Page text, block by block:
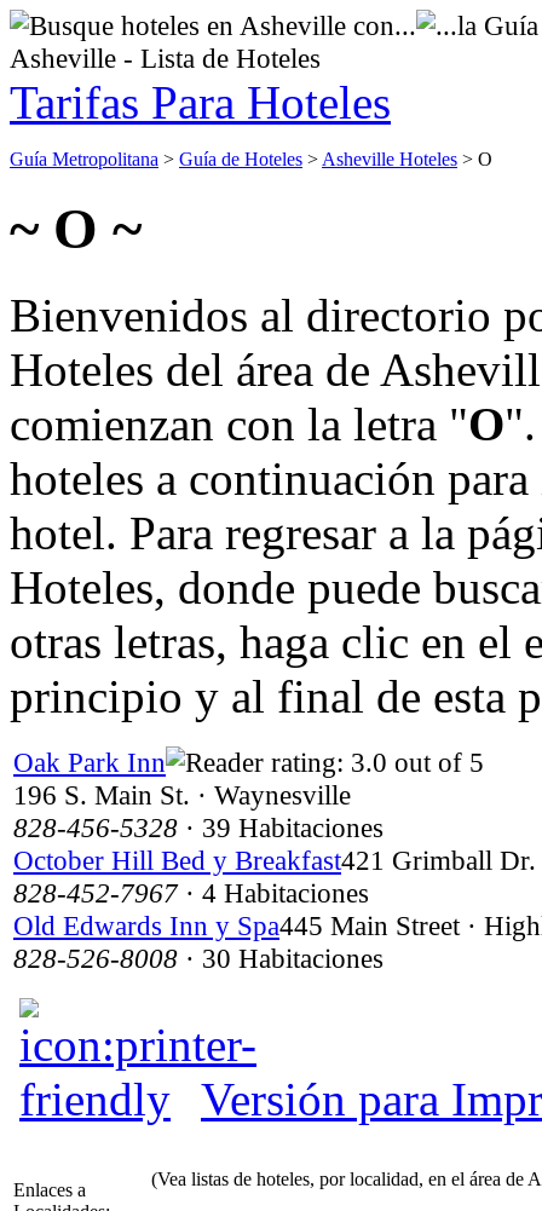
Asheville - Lista de Hoteles
Tarifas Para Hoteles
Guía Metropolitana > Guía de Hoteles > Asheville Hoteles > O
~ O ~
Bienvenidos al directorio
Hoteles del área de
comienzan con la letra "O
hoteles a continuación
hotel. Para regresar a la
Hoteles, donde puede
otras letras, haga clic en
principio y al final de esta
Oak Park Inn
196 S. Main St. · Waynesville
828-456-5328 · 39 Habitaciones
October Hill Bed y Breakfast421 Grimball Dr.
828-452-7967· 4 Habitaciones
Old Edwards Inn y Spa445 Main Street ·
828-526-8008 · 30 Habitaciones
Versión para
Enlaces a
(Vea listas de hoteles, por localidad, en el área de